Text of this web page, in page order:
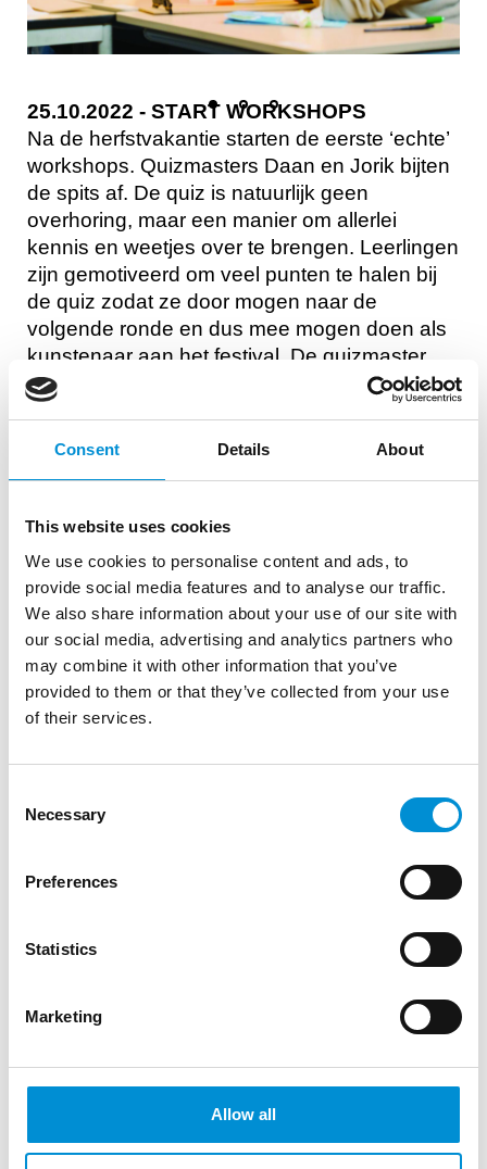
Consent Details About
This website uses cookies
We use cookies to personalise content and ads, to
provide social media features and to analyse our traffic.
We also share information about your use of our site with
our social media, advertising and analytics partners who
may combine it with other information that you’ve
provided to them or that they’ve collected from your use
of their services.
Selection
Necessary
Preferences
Statistics
Marketing
Allow all
25.10.2022 - START WORKSHOPS
Na de herfstvakantie starten de eerste ‘echte’
workshops. Quizmasters Daan en Jorik bijten
de spits af. De quiz is natuurlijk geen
overhoring, maar een manier om allerlei
kennis en weetjes over te brengen. Leerlingen
zijn gemotiveerd om veel punten te halen bij
de quiz zodat ze door mogen naar de
volgende ronde en dus mee mogen doen als
kunstenaar aan het festival. De quizmaster
presenteert, interviewt en doet zelfs een
‘bruggendansje’. De bruggenbouwer vertelt uit
zijn voor de bamboebrug. Het is even
maar de leerlingen maken creatieve en
inventieve brugconstructies.
De klas krijgt een getekende oorkonde, een
proeve van bekwaamheid: hun kennis van
bruggen en kademuren is getest en geslaagd!
11.10.2022 - TRY-OUT DR. E.
Een nieuw project moet je altijd even testen.
Ook dit jaar waren we weer welkom bij groep